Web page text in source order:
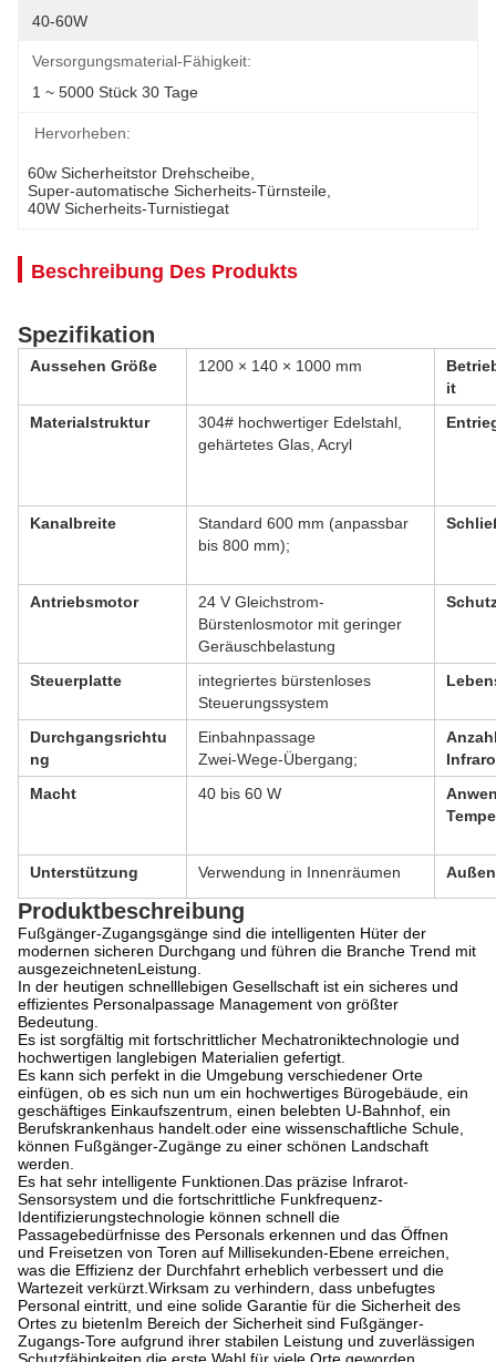
40-60W
Versorgungsmaterial-Fähigkeit:
1 ~ 5000 Stück 30 Tage
Hervorheben:
60w Sicherheitstor Drehscheibe
Super-automatische Sicherheits-Türnsteile
40W Sicherheits-Turnistiegat
Beschreibung Des Produkts
Spezifikation
Aussehen Größe 1200 × 140 × 1000 mm
it
Materialstruktur
304# hochwertiger Edelstahl,
gehärtetes Glas, Acryl
Kanalbreite
Standard 600 mm (anpassbar
bis 800 mm);
Antriebsmotor
24 V Gleichstrom-
Bürstenlosmotor mit geringer
Geräuschbelastung
Steuerplatte
integriertes bürstenloses
Steuerungssystem
Durchgangsrichtu
ng
Einbahnpassage
Zwei-Wege-Übergang;
Macht
40 bis 60 W
Unterstützung Verwendung in Innenräumen
Produktbeschreibung
Fußgänger-Zugangsgänge sind die intelligenten Hüter der
modernen sicheren Durchgang und führen die Branche Trend mit
ausgezeichnetenLeistung.
In der heutigen schnelllebigen Gesellschaft ist ein sicheres und
effizientes Personalpassage Management von größter
Bedeutung.
Es ist sorgfältig mit fortschrittlicher Mechatroniktechnologie und
hochwertigen langlebigen Materialien gefertigt.
Es kann sich perfekt in die Umgebung verschiedener Orte
einfügen, ob es sich nun um ein hochwertiges Bürogebäude, ein
geschäftiges Einkaufszentrum, einen belebten U-Bahnhof, ein
Berufskrankenhaus handelt.oder eine wissenschaftliche Schule,
können Fußgänger-Zugänge zu einer schönen Landschaft
werden.
Es hat sehr intelligente Funktionen.Das präzise Infrarot-
Sensorsystem und die fortschrittliche Funkfrequenz-
Identifizierungstechnologie können schnell die
Passagebedürfnisse des Personals erkennen und das Öffnen
und Freisetzen von Toren auf Millisekunden-Ebene erreichen,
was die Effizienz der Durchfahrt erheblich verbessert und die
Wartezeit verkürzt.Wirksam zu verhindern, dass unbefugtes
Personal eintritt, und eine solide Garantie für die Sicherheit des
Ortes zu bietenIm Bereich der Sicherheit sind Fußgänger-
Zugangs-Tore aufgrund ihrer stabilen Leistung und zuverlässigen